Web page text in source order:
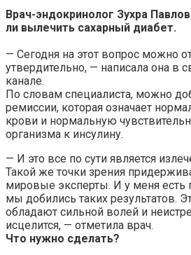
Врач-эндокринолог Зухра
ли вылечить сахарный диабет.
— Сегодня на этот вопрос можно
утвердительно, — написала она в
канале.
По словам специалиста, можно
ремиссии, которая означает
крови и нормальную
организма к инсулину.
— И это все по сути является
Такой же точки зрения
мировые эксперты. И у меня есть
мы добились таких результатов.
обладают сильной волей и
исцелится, — отметила врач.
Что нужно сделать?